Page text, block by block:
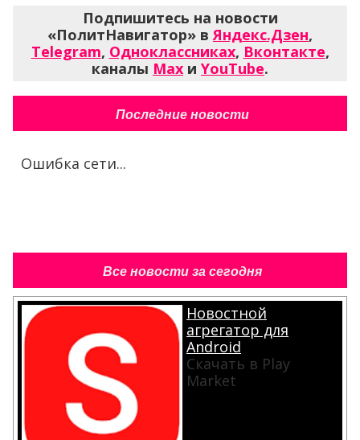
Подпишитесь на новости
«ПолитНавигатор» вЯндекс.Дзен,
Telegram, Одноклассниках, Вконтакте,
каналы Max и YouTube.
Последние новости
Ошибка сети...
Все новости за сегодня
Новостной
агрегатор для
Android
Скачать в Play
Market